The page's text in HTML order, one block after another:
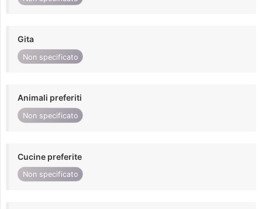
Gita
Non specificato
Animali preferiti
Non specificato
Cucine preferite
Non specificato